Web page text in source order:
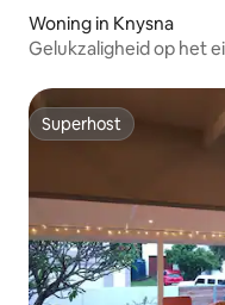
Woning in Knysna
Gelukzaligheid op het
Superhost
Superhost